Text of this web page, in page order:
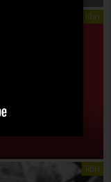
libri
libri